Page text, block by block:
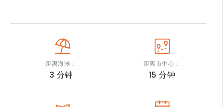
距离海滩：
3 分钟
距离市中心：
15分钟